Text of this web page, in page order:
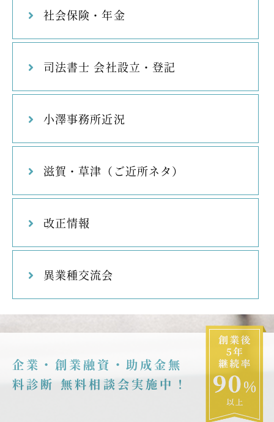
社会保険・年金
司法書士 会社設立・登記
小澤事務所近況
滋賀・草津（ご近所ネタ）
改正情報
異業種交流会
企業・創業融資・助成金無
料診断 無料相談会実施中！